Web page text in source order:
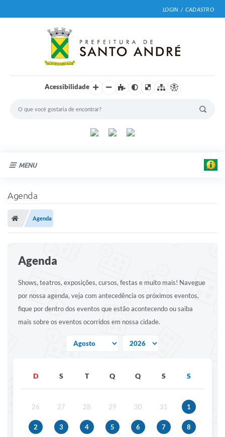
LOGIN / CADASTRO
Acessibilidade
MENU
Portal de Serviços
Ônibus
Consultar Processos
Contas Públicas
Contratos
Declaração de Rendimentos
Fale Conosco
FAQ - Perguntas Frequentes
Agenda
Agenda
Agenda
Shows, teatros, exposições, cursos, festas e muito mais! Navegue
por nossa agenda, veja com antecedência os próximos eventos,
fique por dentro dos eventos que estão acontecendo ou saiba
mais sobre os eventos ocorridos em nossa cidade.
D S T Q Q S S
26 27 28 29 30 31 1
2 3 4 5 6 7 8